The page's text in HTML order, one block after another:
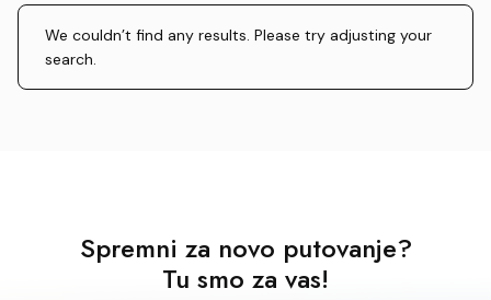
We couldn’t find any results. Please try adjusting your
search.
Spremni za novo putovanje?
Tu smo za vas!